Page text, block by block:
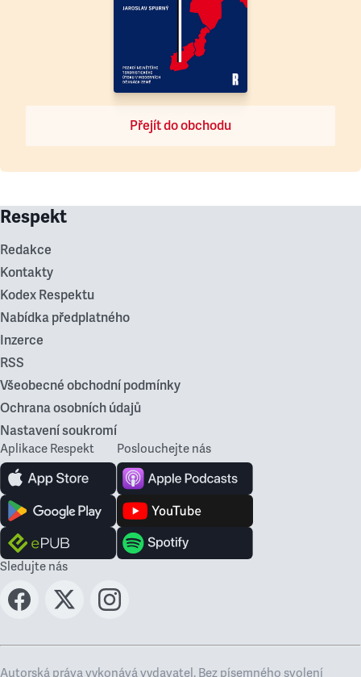
Přejít do obchodu
Respekt
Redakce
Kontakty
Kodex Respektu
Nabídka předplatného
Inzerce
RSS
Všeobecné obchodní podmínky
Ochrana osobních údajů
Nastavení soukromí
Aplikace Respekt Poslouchejte nás
Sledujte nás
Autorská práva vykonává vydavatel. Bez písemného svolení